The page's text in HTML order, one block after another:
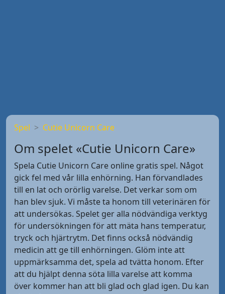
Spel Cutie Unicorn Care
Om spelet «Cutie Unicorn Care»
Spela Cutie Unicorn Care online gratis spel. Något
gick fel med vår lilla enhörning. Han förvandlades
till en lat och orörlig varelse. Det verkar som om
han blev sjuk. Vi måste ta honom till veterinären för
att undersökas. Spelet ger alla nödvändiga verktyg
för undersökningen för att mäta hans temperatur,
tryck och hjärtrytm. Det finns också nödvändig
medicin att ge till enhörningen. Glöm inte att
uppmärksamma det, spela ad tvätta honom. Efter
att du hjälpt denna söta lilla varelse att komma
över kommer han att bli glad och glad igen. Du kan